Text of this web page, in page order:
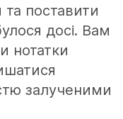
поставити
досі. Вам
нотатки
залученими